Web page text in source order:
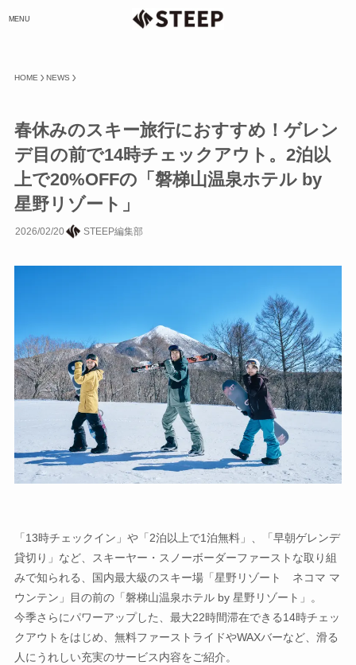
MENU
HOME NEWS
春休みのスキー旅行におすすめ！ゲレン
デ目の前で14時チェックアウト。2泊以
上で20%OFFの「磐梯山温泉ホテル by
星野リゾート」
2026/02/20 STEEP編集部
「13時チェックイン」や「2泊以上で1泊無料」、「早朝ゲレンデ
貸切り」など、スキーヤー・スノーボーダーファーストな取り組
みで知られる、国内最大級のスキー場「星野リゾート ネコマ マ
ウンテン」目の前の「磐梯山温泉ホテル by 星野リゾート」。
今季さらにパワーアップした、最大22時間滞在できる14時チェッ
クアウトをはじめ、無料ファーストライドやWAXバーなど、滑る
人にうれしい充実のサービス内容をご紹介。